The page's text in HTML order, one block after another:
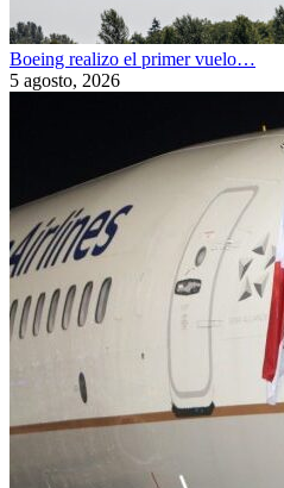
Boeing realizo el primer vuelo…
5 agosto, 2026